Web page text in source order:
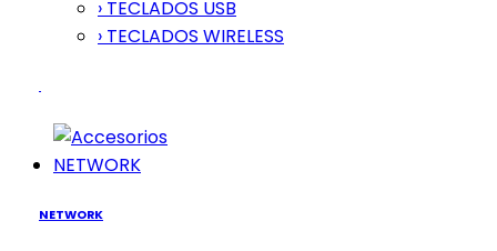
› TECLADOS USB
› TECLADOS WIRELESS
NETWORK
NETWORK